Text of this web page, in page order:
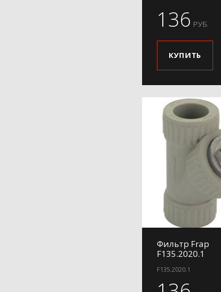
136 РУБ.
КУПИТЬ
Фильтр Frap
F135.2020.1
F135.2020.1